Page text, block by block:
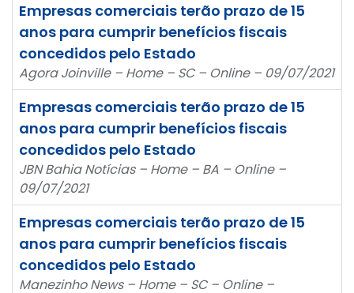
Empresas comerciais terão prazo de 15
anos para cumprir benefícios fiscais
concedidos pelo Estado
Agora Joinville – Home – SC – Online – 09/07/2021
Empresas comerciais terão prazo de 15
anos para cumprir benefícios fiscais
concedidos pelo Estado
JBN Bahia Notícias – Home – BA – Online –
09/07/2021
Empresas comerciais terão prazo de 15
anos para cumprir benefícios fiscais
concedidos pelo Estado
Manezinho News – Home – SC – Online –